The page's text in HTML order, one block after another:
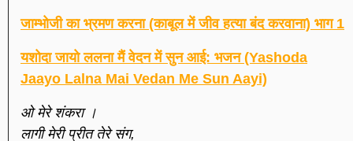
जाम्भोजी का भ्रमण करना (काबूल में जीव हत्या बंद करवाना) भाग 1
यशोदा जायो ललना मैं वेदन में सुन आई: भजन (Yashoda
Jaayo Lalna Mai Vedan Me Sun Aayi)
ओ मेरे शंकरा ।
लागी मेरी प्रीत तेरे संग,